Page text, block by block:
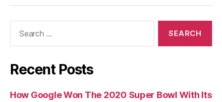
Recent Posts
How Google Won The 2020 Super Bowl With Its